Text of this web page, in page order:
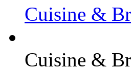
Cuisine &
Cuisine &